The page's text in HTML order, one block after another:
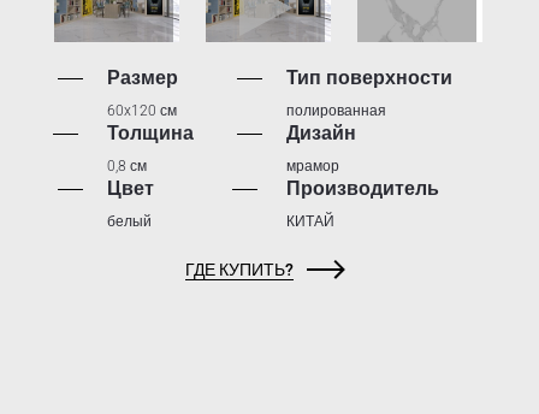
Размер
60x120 см
Тип поверхности
полированная
Толщина
0,8 см
Дизайн
мрамор
Цвет
белый
Производитель
КИТАЙ
ГДЕ КУПИТЬ?